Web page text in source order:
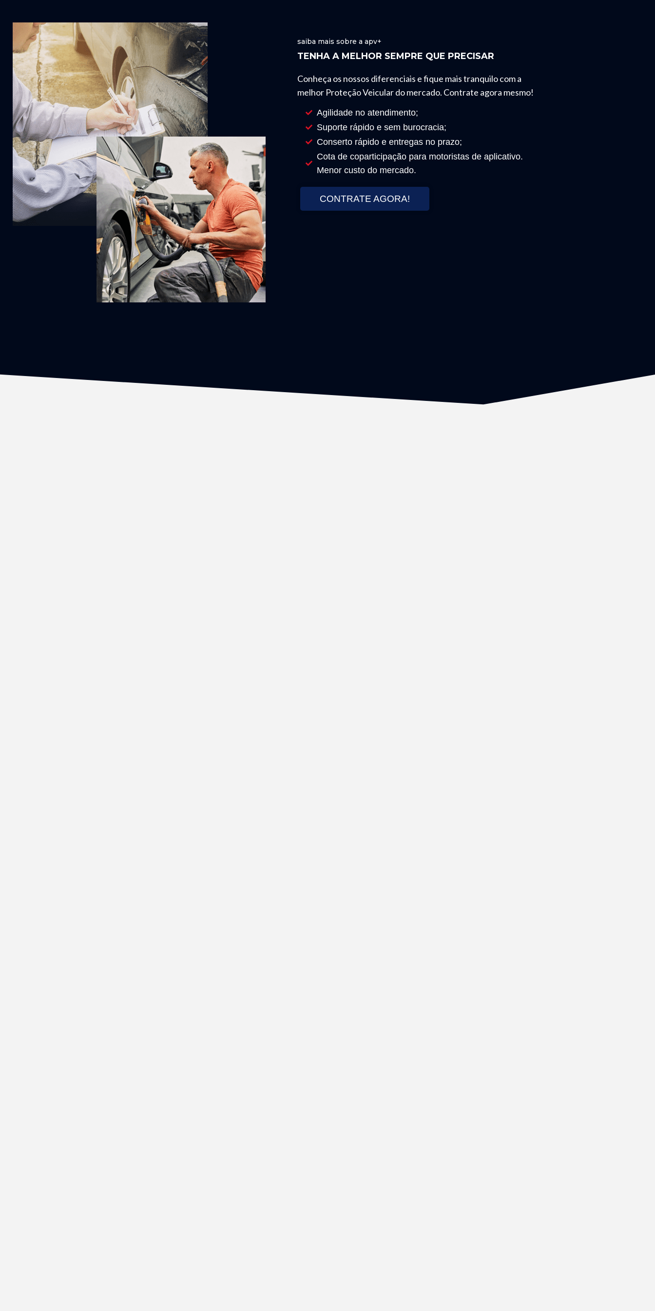
saiba mais sobre a apv+
TENHA A MELHOR SEMPRE QUE PRECISAR
Conheça os nossos diferenciais e fique mais tranquilo com a
melhor Proteção Veicular do mercado. Contrate agora mesmo!
Agilidade no atendimento;
Suporte rápido e sem burocracia;
Conserto rápido e entregas no prazo;
Cota de coparticipação para motoristas de aplicativo.
Menor custo do mercado.
CONTRATE AGORA!